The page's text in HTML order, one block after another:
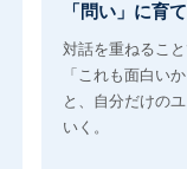
「問い」に育
対話を重ねるこ
「これも面白い
と、自分だけの
いく。